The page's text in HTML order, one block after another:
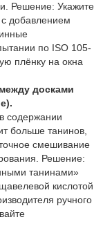
Решение: Укажите
добавлением
по ISO 105-
плёнку на окна
досками
содержании
больше танинов,
смешивание
Решение:
танинами»
кислотой
ручного